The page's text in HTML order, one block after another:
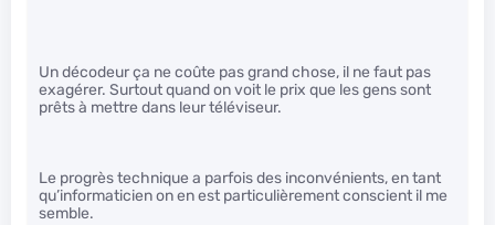
Un décodeur ça ne coûte pas grand chose, il ne faut pas
exagérer. Surtout quand on voit le prix que les gens sont
prêts à mettre dans leur téléviseur.
Le progrès technique a parfois des inconvénients, en tant
qu’informaticien on en est particulièrement conscient il me
semble.